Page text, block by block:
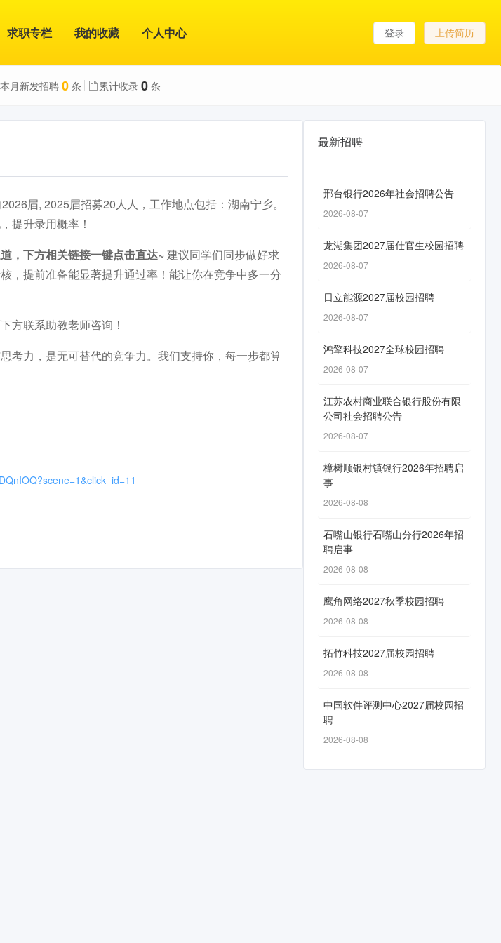
求职专栏 我的收藏 个人中心 登录 上传简历
本月新发招聘 0 条 累计收录 0 条
届, 2025届招募20人人，工作地点包括：湖南宁乡。
提升录用概率！
，下方相关链接一键点击直达~ 建议同学们同步做好求
提前准备能显著提升通过率！能让你在竞争中多一分
方联系助教老师咨询！
考力，是无可替代的竞争力。我们支持你，每一步都算
最新招聘
邢台银行2026年社会招聘公告
2026-08-07
龙湖集团2027届仕官生校园招聘
2026-08-07
日立能源2027届校园招聘
2026-08-07
鸿擎科技2027全球校园招聘
2026-08-07
江苏农村商业联合银行股份有限
公司社会招聘公告
2026-08-07
樟树顺银村镇银行2026年招聘启
事
2026-08-08
石嘴山银行石嘴山分行2026年招
聘启事
2026-08-08
鹰角网络2027秋季校园招聘
2026-08-08
拓竹科技2027届校园招聘
2026-08-08
中国软件评测中心2027届校园招
聘
2026-08-08